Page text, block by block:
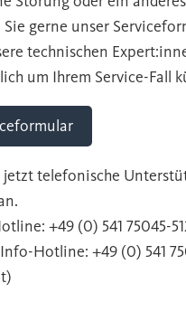
gerne unser
technischen
um Ihrem Service-Fall
jetzt telefonische
+49 (0) 541 75045-
Hotline: +49 (0) 541
)